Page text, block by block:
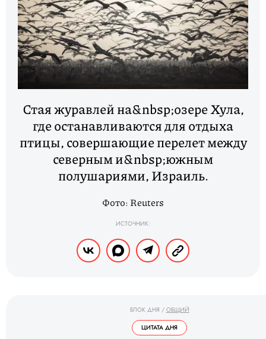
Стая журавлей на&nbsp;озере Хула,
где останавливаются для отдыха
птицы, совершающие перелет между
северным и&nbsp;южным
полушариями, Израиль.
Фото: Reuters
ИСТОЧНИК:
БЛОК ДНЯ / ОБЩИЙ
ЦИТАТА ДНЯ